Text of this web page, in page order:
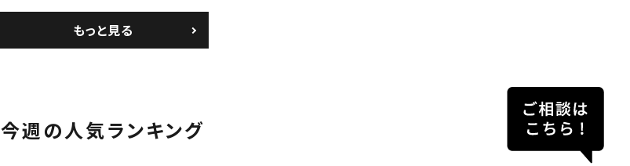
もっと見る
今週の人気ランキング